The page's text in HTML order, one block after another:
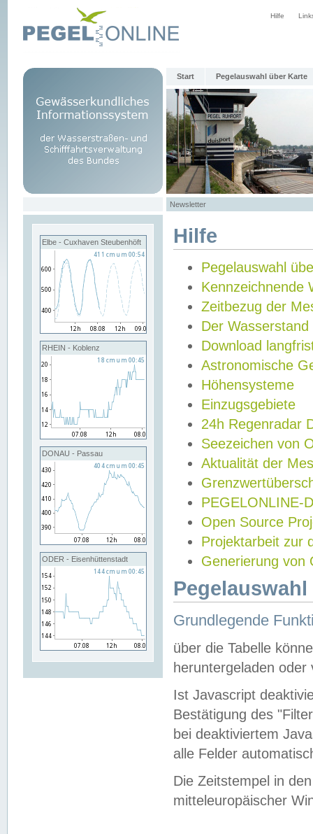
Hilfe
Start Pegelauswahl über Karte
Newsletter
Elbe - Cuxhaven Steubenhöft
RHEIN - Koblenz
DONAU - Passau
ODER - Eisenhüttenstadt
Hilfe
Pegelauswahl
Kennzeichnende
Zeitbezug der
Der Wasserstand
Download
Astronomische
Höhensysteme
Einzugsgebiete
24h Regenradar
Seezeichen von
Aktualität der
PEGELONLINE-
Open Source
Projektarbeit zur
Generierung von
Grundlegende
über die Tabelle
heruntergeladen oder
Ist Javascript
Bestätigung des
bei deaktiviertem
alle Felder
Die Zeitstempel in
mitteleuropäischer